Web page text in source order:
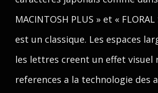
MACINTOSH PLUS » et « FLORAL
est un classique. Les espaces
les lettres creent un effet visuel
references a la technologie des